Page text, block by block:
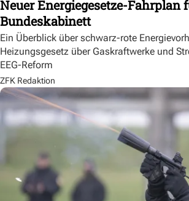
Neuer Energiegesetze-Fahrplan
Bundeskabinett
Ein Überblick über schwarz-rote
Heizungsgesetz über Gaskraftwerke und
EEG-Reform
ZFK Redaktion